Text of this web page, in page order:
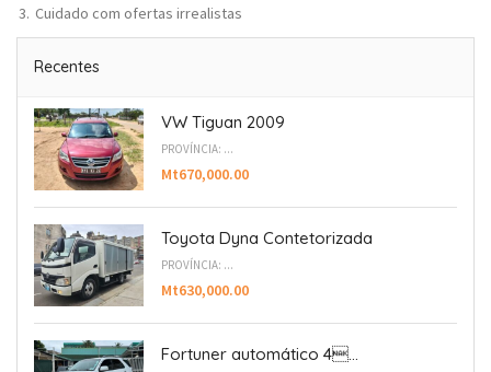
Cuidado com ofertas irrealistas
Recentes
VW Tiguan 2009
PROVÍNCIA: ...
Mt670,000.00
Toyota Dyna Contetorizada
PROVÍNCIA: ...
Mt630,000.00
Fortuner automático 4...